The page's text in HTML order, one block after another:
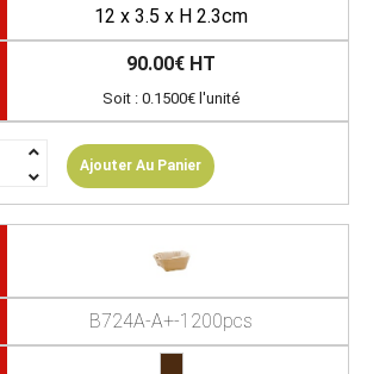
12 x 3.5 x H 2.3cm
90.00€ HT
Soit : 0.1500€ l'unité
Ajouter Au Panier
B724A-A+-1200pcs